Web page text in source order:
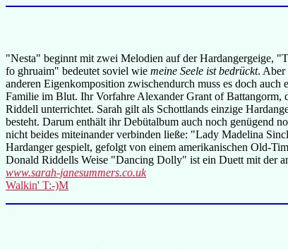
"Nesta" beginnt mit zwei Melodien auf der Hardangergeige,
fo ghruaim" bedeutet soviel wie meine Seele ist bedrückt. Aber
anderen Eigenkomposition zwischendurch muss es doch auch
Familie im Blut. Ihr Vorfahre Alexander Grant of Battangorm,
Riddell unterrichtet. Sarah gilt als Schottlands einzige
besteht. Darum enthält ihr Debütalbum auch noch genügend
nicht beides miteinander verbinden ließe: "Lady Madelina
Hardanger gespielt, gefolgt von einem amerikanischen Old-
Donald Riddells Weise "Dancing Dolly" ist ein Duett mit der
www.sarah-janesummers.co.uk
Walkin' T:-)M